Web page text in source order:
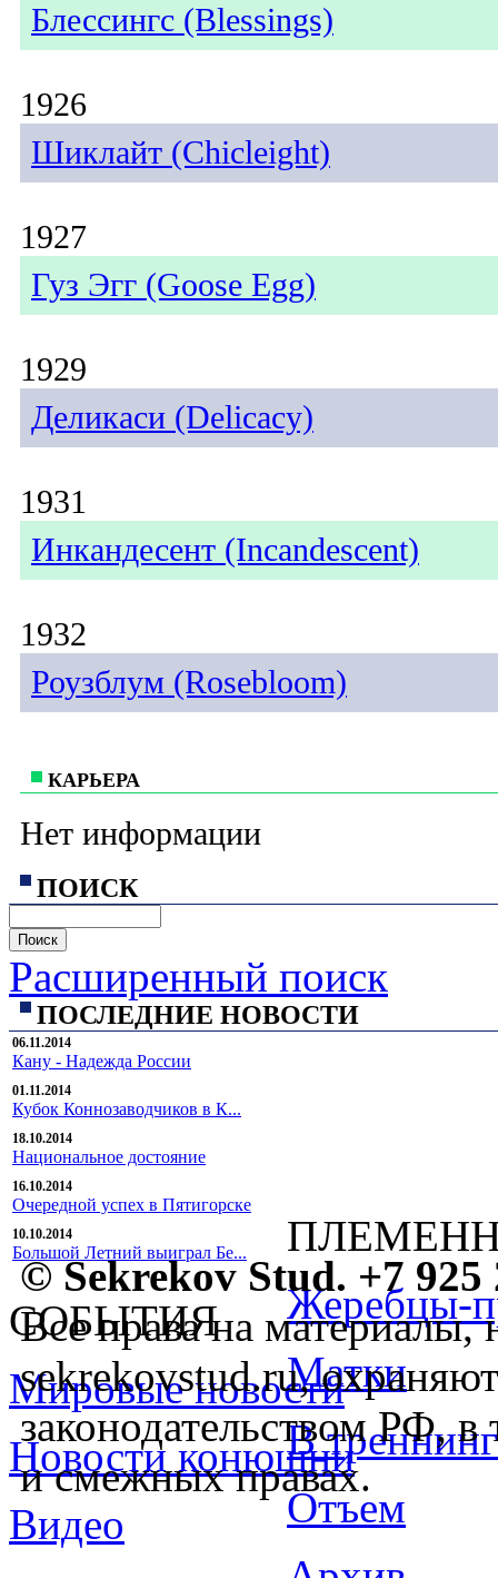
Блессингс (Blessings)
1926
Шиклайт (Chicleight)
1927
Гуз Эгг (Goose Egg)
1929
Деликаси (Delicacy)
1931
Инкандесент (Incandescent)
1932
Роузблум (Rosebloom)
КАРЬЕРА
Нет информации
ПОИСК
Расширенный поиск
ПОСЛЕДНИЕ НОВОСТИ
06.11.2014
Кану - Надежда России
01.11.2014
Кубок Коннозаводчиков в К...
18.10.2014
Национальное достояние
16.10.2014
Очередной успех в Пятигорске
10.10.2014
Большой Летний выиграл Бе...
СОБЫТИЯ
Мировые новости
Новости конюшни
Видео
Жеребцы-
Матки
В
Отъем
© Sekrekov Stud. +7 925
Все права на материалы,
sekrekovstud.ru,
законодательством РФ, в
и смежных правах.